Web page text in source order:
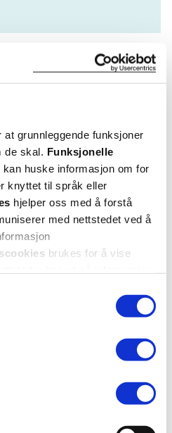
at grunnleggende funksjoner
de skal. Funksjonelle
huske informasjon om for
knyttet til språk eller
hjelper oss med å forstå
med nettstedet ved å
brukes for å vise
1